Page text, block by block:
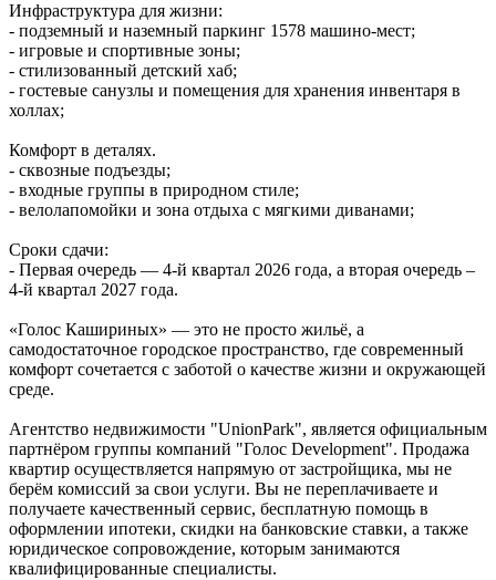
Инфраструктура для жизни:
- подземный и наземный паркинг 1578 машино‑мест;
- игровые и спортивные зоны;
- стилизованный детский хаб;
- гостевые санузлы и помещения для хранения инвентаря в
холлах;
Комфорт в деталях.
- сквозные подъезды;
- входные группы в природном стиле;
- велолапомойки и зона отдыха с мягкими диванами;
Сроки сдачи:
- Первая очередь — 4‑й квартал 2026 года, а вторая очередь –
4-й квартал 2027 года.
«Голос Кашириных» — это не просто жильё, а
самодостаточное городское пространство, где современный
комфорт сочетается с заботой о качестве жизни и окружающей
среде.
Агентство недвижимости "UnionPark", является официальным
партнёром группы компаний "Голос Development". Продажа
квартир осуществляется напрямую от застройщика, мы не
берём комиссий за свои услуги. Вы не переплачиваете и
получаете качественный сервис, бесплатную помощь в
оформлении ипотеки, скидки на банковские ставки, а также
юридическое сопровождение, которым занимаются
квалифицированные специалисты.